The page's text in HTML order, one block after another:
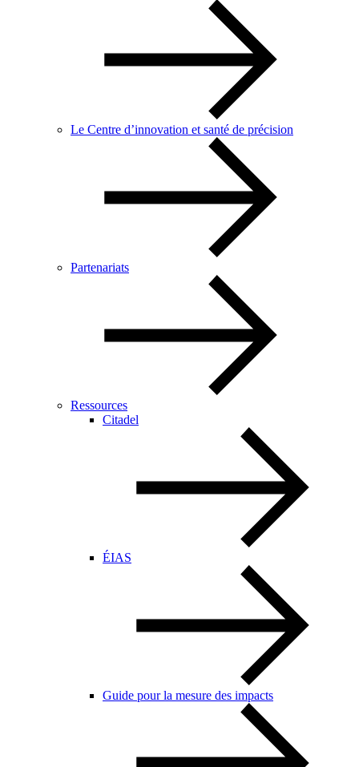
Le Centre d’innovation et santé de précision
Partenariats
Ressources
Citadel
ÉIAS
Guide pour la mesure des impacts